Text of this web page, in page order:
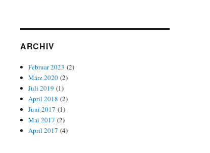
ARCHIV
Februar 2023 (2)
März 2020 (2)
Juli 2019 (1)
April 2018 (2)
Juni 2017 (1)
Mai 2017 (2)
April 2017 (4)